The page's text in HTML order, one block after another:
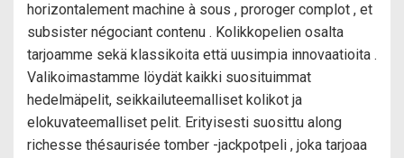
horizontalement machine à sous , proroger complot , et
subsister négociant contenu . Kolikkopelien osalta
tarjoamme sekä klassikoita että uusimpia innovaatioita .
Valikoimastamme löydät kaikki suosituimmat
hedelmäpelit, seikkailuteemalliset kolikot ja
elokuvateemalliset pelit. Erityisesti suosittu along
richesse thésaurisée tomber -jackpotpeli , joka tarjoaa